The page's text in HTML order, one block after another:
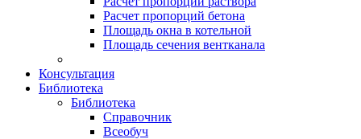
Расчет пропорций бетона
Площадь окна в котельной
Площадь сечения вентканала
Консультация
Библиотека
Библиотека
Справочник
Всеобуч